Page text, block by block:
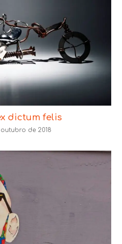
dictum felis
de 2018